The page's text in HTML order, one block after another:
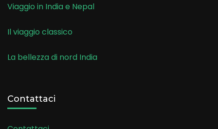
Viaggio in India e Nepal
Il viaggio classico
La bellezza di nord India
Contattaci